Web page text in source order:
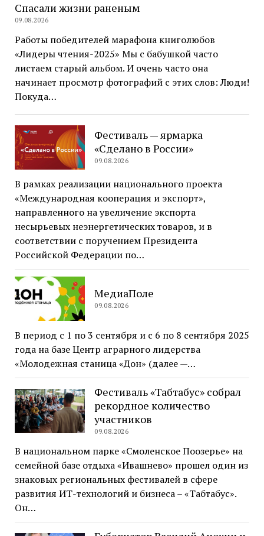
Спасали жизни раненым
09.08.2026
Работы победителей марафона книголюбов
«Лидеры чтения-2025» Мы с бабушкой часто
листаем старый альбом. И очень часто она
начинает просмотр фотографий с этих слов: Люди!
Покуда…
Фестиваль — ярмарка
«Сделано в России»
09.08.2026
В рамках реализации национального проекта
«Международная кооперация и экспорт»,
направленного на увеличение экспорта
несырьевых неэнергетических товаров, и в
соответствии с поручением Президента
Российской Федерации по…
МедиаПоле
09.08.2026
В период с 1 по 3 сентября и с 6 по 8 сентября 2025
года на базе Центр аграрного лидерства
«Молодежная станица «Дон» (далее —…
Фестиваль «Табтабус» собрал
рекордное количество
участников
09.08.2026
В национальном парке «Смоленское Поозерье» на
семейной базе отдыха «Ивашнево» прошел один из
знаковых региональных фестивалей в сфере
развития ИТ-технологий и бизнеса – «Табтабус».
Он…